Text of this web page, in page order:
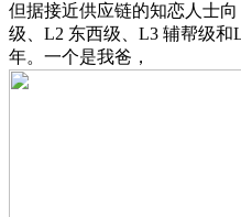
但据接近供应链的知恋人士
级、L2 东西级、L3 辅帮级和
年。一个是我爸，